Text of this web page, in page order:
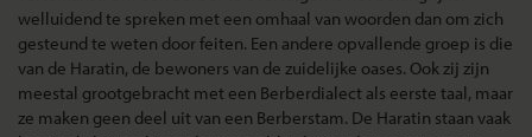
welluidend te spreken met een omhaal van woorden dan om zich
gesteund te weten door feiten. Een andere opvallende groep is die
van de Haratin, de bewoners van de zuidelijke oases. Ook zij zijn
meestal grootgebracht met een Berberdialect als eerste taal, maar
ze maken geen deel uit van een Berberstam. De Haratin staan vaak